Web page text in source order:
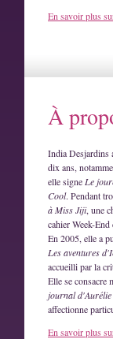
En savoir plus
À
India Desjardins
dix ans,
elle signe Le
Cool. Pendant
à Miss Jiji, une
cahier Week-
En 2005, elle a
Les aventures
accueilli par la
Elle se consacre
journal
affectionne
En savoir plus